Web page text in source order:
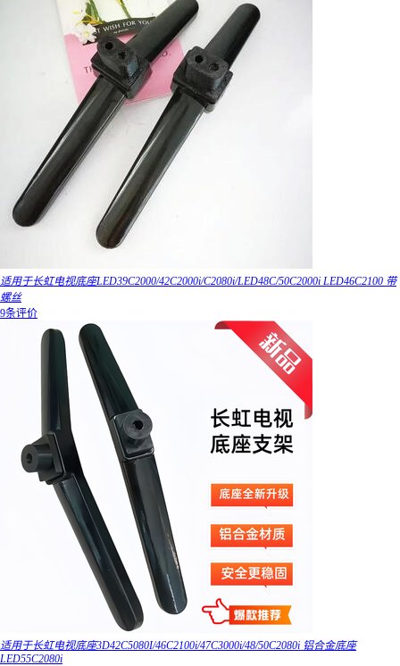
适用于长虹电视底座LED39C2000/42C2000i/C2080i/LED48C/50C2000i LED46C2100 带
螺丝
9条评价
适用于长虹电视底座3D42C5080I/46C2100i/47C3000i/48/50C2080i 铝合金底座
LED55C2080i